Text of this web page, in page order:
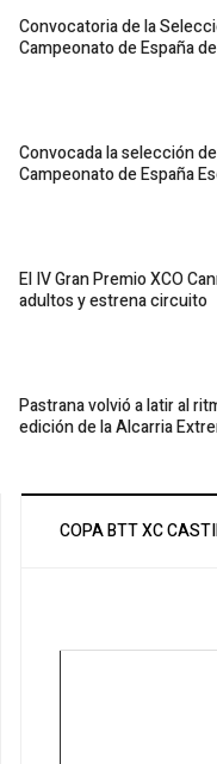
Convocatoria de la
Campeonato de España
Convocada la selección
Campeonato de España
El IV Gran Premio XCO
adultos y estrena circuito
Pastrana volvió a latir al
edición de la Alcarria
COPA BTT XC